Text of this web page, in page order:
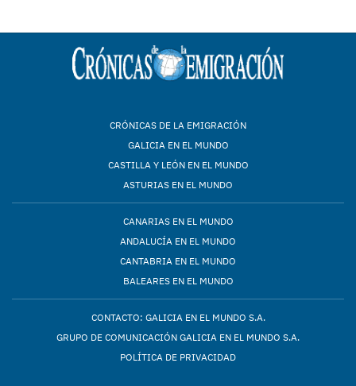
CRÓNICAS DE LA EMIGRACIÓN
GALICIA EN EL MUNDO
CASTILLA Y LEÓN EN EL MUNDO
ASTURIAS EN EL MUNDO
CANARIAS EN EL MUNDO
ANDALUCÍA EN EL MUNDO
CANTABRIA EN EL MUNDO
BALEARES EN EL MUNDO
CONTACTO: GALICIA EN EL MUNDO S.A.
GRUPO DE COMUNICACIÓN GALICIA EN EL MUNDO S.A.
POLÍTICA DE PRIVACIDAD